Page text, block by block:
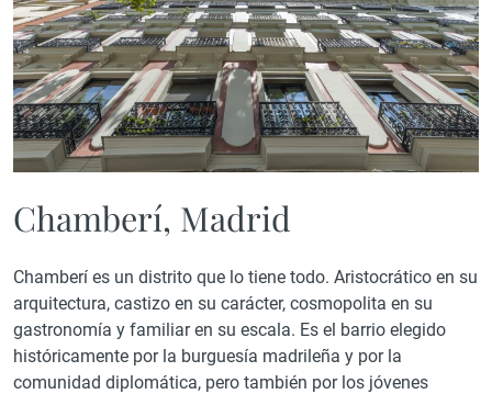
Chamberí, Madrid
Chamberí es un distrito que lo tiene todo. Aristocrático en su
arquitectura, castizo en su carácter, cosmopolita en su
gastronomía y familiar en su escala. Es el barrio elegido
históricamente por la burguesía madrileña y por la
comunidad diplomática, pero también por los jóvenes